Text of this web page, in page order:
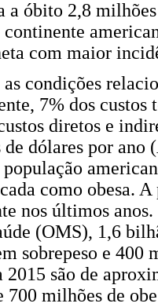
a óbito 2,8
com maior
condições
7% dos custos
diretos e
de dólares por
como obesa.
nos últimos
(OMS), 1,6
sobrepeso e 400
2015 são de
700 milhões de